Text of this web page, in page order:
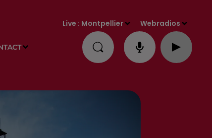
Live : Montpellier Webradios